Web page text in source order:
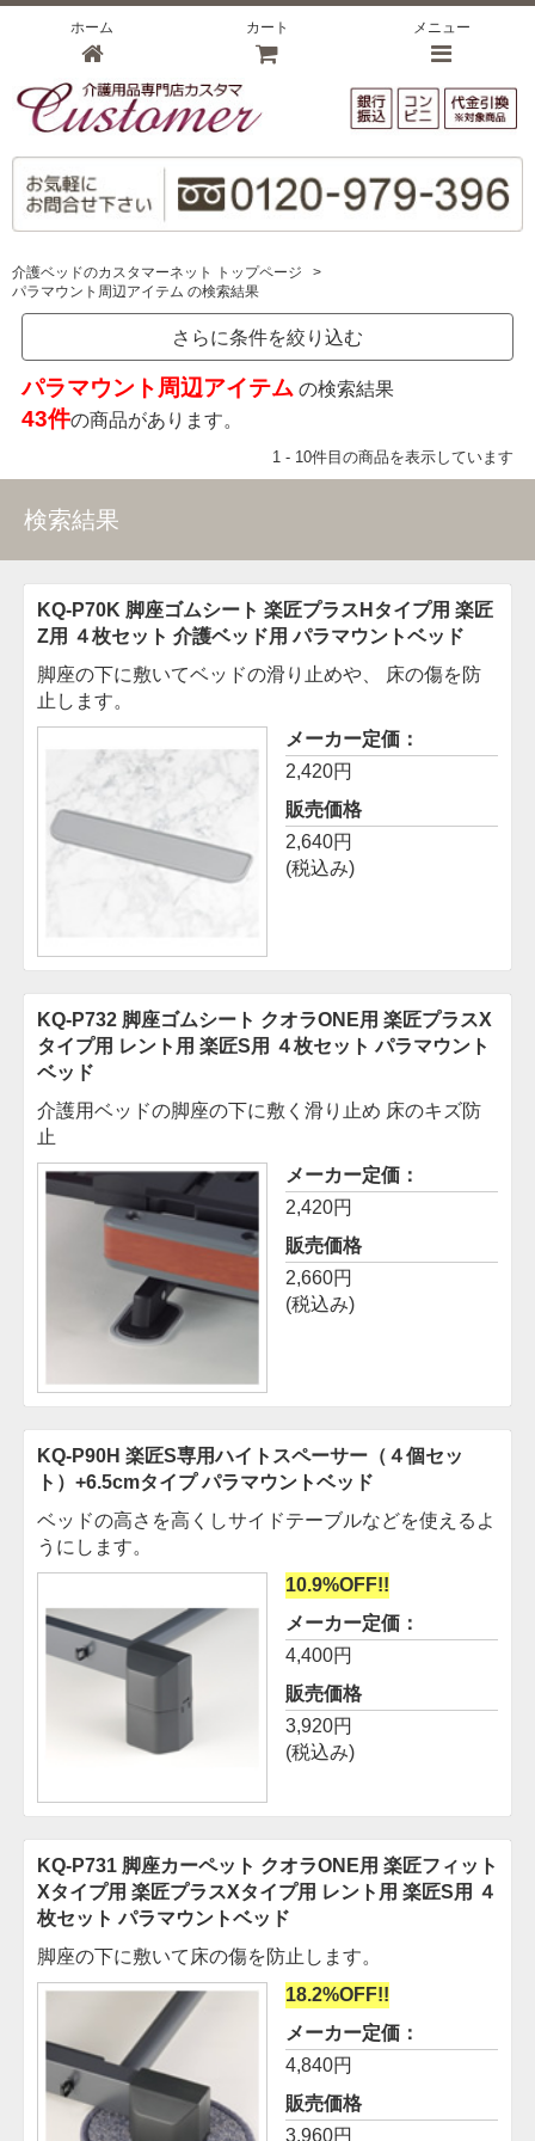
ホーム カート メニュー
介護ベッドのカスタマーネット トップページ >
パラマウント周辺アイテム の検索結果
さらに条件を絞り込む
パラマウント周辺アイテムの検索結果
43件の商品があります。
1 - 10件目の商品を表示しています
検索結果
KQ-P70K 脚座ゴムシート 楽匠プラスHタイプ用 楽匠
Z用 ４枚セット 介護ベッド用 パラマウントベッド
脚座の下に敷いてベッドの滑り止めや、 床の傷を防
止します。
メーカー定価：
2,420円
販売価格
2,640円
(税込み)
KQ-P732 脚座ゴムシート クオラONE用 楽匠プラスX
タイプ用 レント用 楽匠S用 ４枚セット パラマウント
ベッド
介護用ベッドの脚座の下に敷く滑り止め 床のキズ防
止
メーカー定価：
2,420円
販売価格
2,660円
(税込み)
KQ-P90H 楽匠S専用ハイトスペーサー（４個セッ
ト）+6.5cmタイプパラマウントベッド
ベッドの高さを高くしサイドテーブルなどを使えるよ
うにします。
10.9%OFF!!
メーカー定価：
4,400円
販売価格
3,920円
(税込み)
KQ-P731 脚座カーペット クオラONE用 楽匠フィット
Xタイプ用 楽匠プラスXタイプ用 レント用 楽匠S用 ４
枚セット パラマウントベッド
脚座の下に敷いて床の傷を防止します。
18.2%OFF!!
メーカー定価：
4,840円
販売価格
3,960円